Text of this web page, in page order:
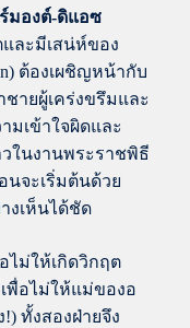
มองต์-ดิแอซ
และมีเสน่ห์ของ
ต้องเผชิญหน้ากับ
ชายผู้เคร่งขรึมและ
มเข้าใจผิดและ
ในงานพระราชพิธี
จะเริ่มต้นด้วย
งเห็นได้ชัด
ไม่ให้เกิดวิกฤต
พื่อไม่ให้แม่ของอ
ทั้งสองฝ่ายจึง